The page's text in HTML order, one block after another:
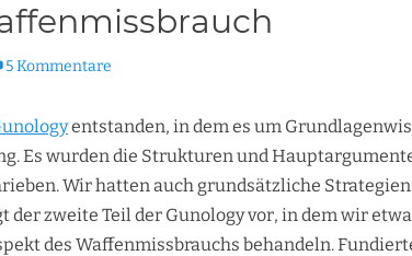
5 Kommentare
entstanden, in dem es um
Es wurden die Strukturen und
Wir hatten auch grundsätzliche
zweite Teil der Gunology vor, in dem wir
des Waffenmissbrauchs behandeln.